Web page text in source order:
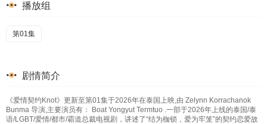
播放组
第01集
剧情简介
《爱情契约Knot》更新至第01集于2026年在泰国上映,由 Zelynn Korrachanok
Bunma 导演,主要演员有： Boat Yongyut Termtuo .一部于2026年上线的泰国/泰
语/LGBT/爱情/都市/霸道总裁电视剧，讲述了“结为枷锁，爱为牢笼”的契约恋爱故